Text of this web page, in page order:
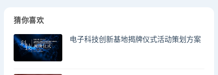
猜你喜欢
电子科技创新基地揭牌仪式活动策划方案